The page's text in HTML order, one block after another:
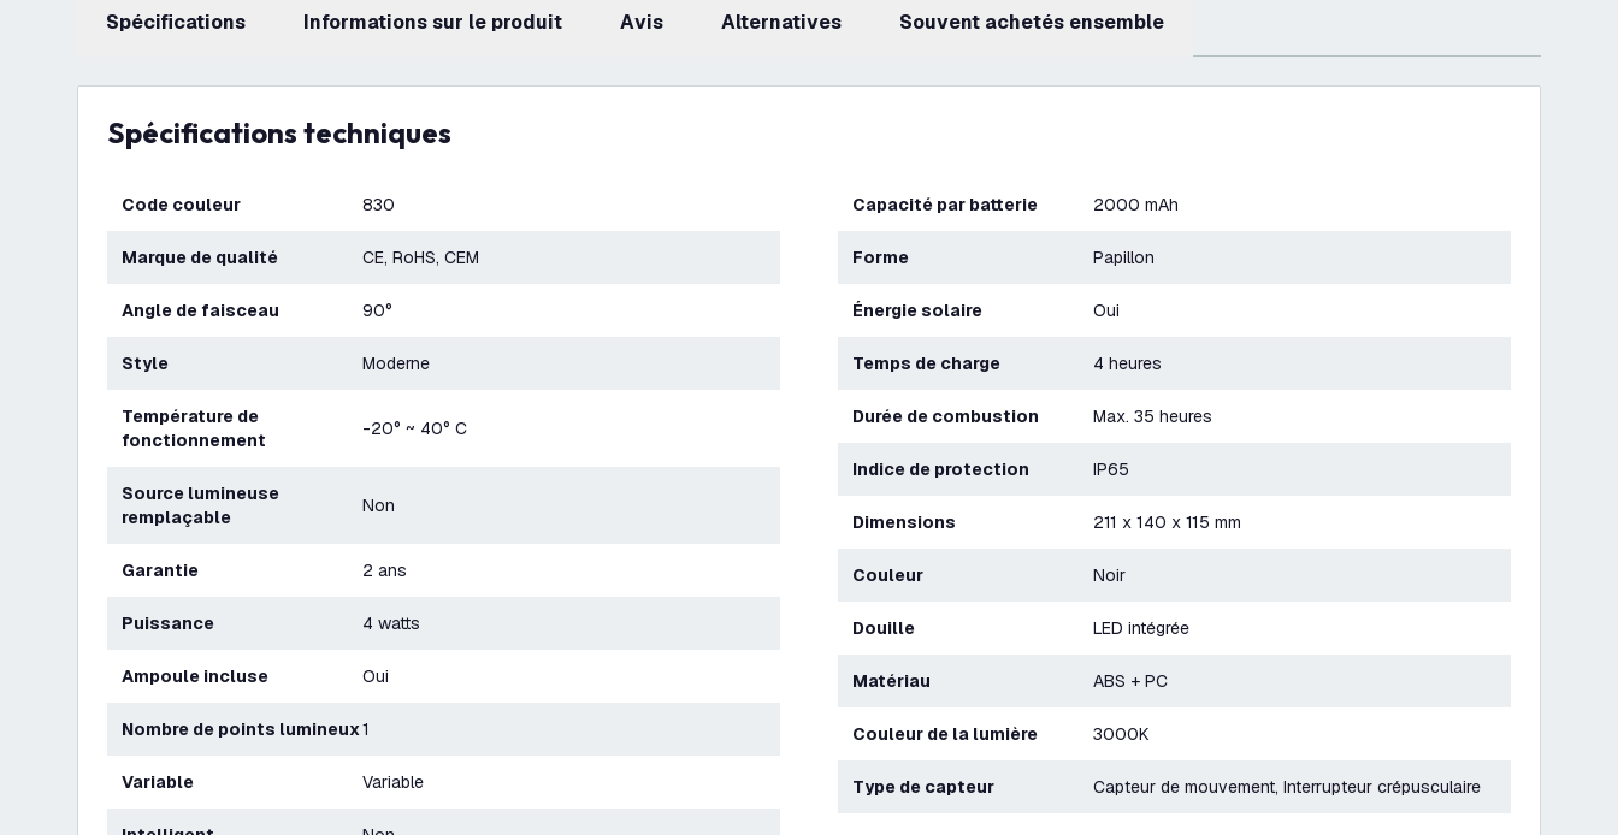
Spécifications Informations sur le produit avis Alternatives Souvent achetés ensemble
Spécifications techniques
Code couleur 830
Marque de qualité CE, RoHS, CEM
Angle de faisceau 90°
Style Moderne
Température de
fonctionnement
-20° ~ 40° C
Source lumineuse
remplaçable
Non
Garantie 2 ans
Puissance 4 watts
Ampoule incluse Oui
Nombre de points lumineux1
Variable Variable
Capacité par batterie 2000 mAh
Forme Papillon
Énergie solaire Oui
Temps de charge 4 heures
Durée de combustion Max. 35 heures
Indice de protection IP65
Dimensions 211 x 140 x 115 mm
Couleur Noir
Douille LED intégrée
Matériau ABS + PC
Couleur de la lumière 3000K
Type de capteur Capteur de mouvement, Interrupteur crépusculaire